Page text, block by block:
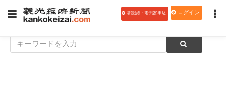
購読(紙・電子版)申込 ログイン